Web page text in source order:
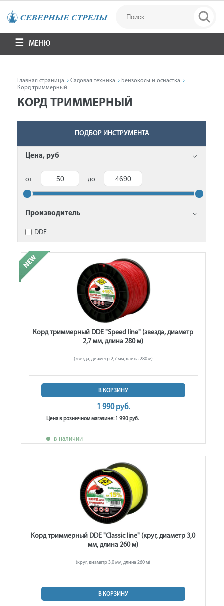
МЕНЮ
Главная страница Садовая техника
Бензокосы и оснастка
Корд триммерный
КОРД ТРИММЕРНЫЙ
ПОДБОР ИНСТРУМЕНТА
Цена, руб
от до
Производитель
DDE
Корд триммерный DDE "Speed line" (звезда, диаметр
2,7 мм, длина 280 м)
(звезда, диаметр 2,7 мм, длина 280 м)
В КОРЗИНУ
1 990 руб.
Цена в розничном магазине: 1 990 руб.
в наличии
Корд триммерный DDE "Classic line" (круг, диаметр 3,0
мм, длина 260 м)
(круг, диаметр 3,0 мм, длина 260 м)
В КОРЗИНУ